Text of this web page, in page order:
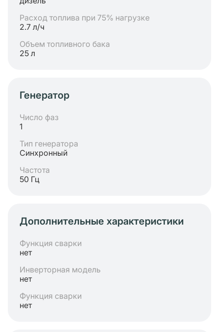
Расход топлива при 75% нагрузке
2.7 л/ч
Объем топливного бака
25 л
Генератор
Число фаз
1
Тип генератора
Синхронный
Частота
50 Гц
Дополнительные характеристики
Функция сварки
нет
Инверторная модель
нет
Функция сварки
нет